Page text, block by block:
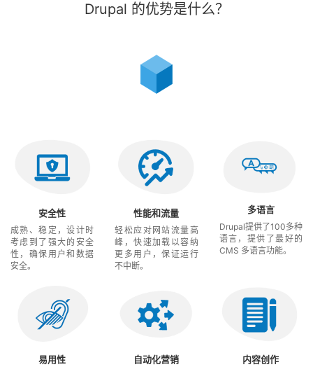
Drupal 的优势是什么？
安全性
成熟、稳定，设计时
考虑到了强大的安全
性，确保用户和数据
安全。
性能和流量
轻松应对网站流量高
峰，快速加载以容纳
更多用户，保证运行
不中断。
多语言
Drupal提供了100多种
语言，提供了最好的
CMS 多语言功能。
易用性 自动化营销 内容创作